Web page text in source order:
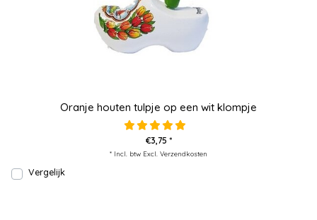
Oranje houten tulpje op een wit klompje
€3,75 *
* Incl. btw Excl. Verzendkosten
Vergelijk